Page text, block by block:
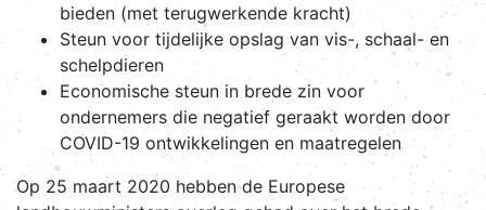
bieden (met terugwerkende kracht)
Steun voor tijdelijke opslag van vis-, schaal- en
schelpdieren
Economische steun in brede zin voor
ondernemers die negatief geraakt worden door
COVID-19 ontwikkelingen en maatregelen
Op 25 maart 2020 hebben de Europese